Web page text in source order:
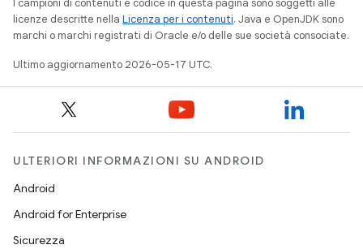
I campioni di contenuti e codice in questa pagina sono soggetti alle
licenze descritte nella Licenza per i contenuti. Java e OpenJDK sono
marchi o marchi registrati di Oracle e/o delle sue società consociate.
Ultimo aggiornamento 2026-05-17 UTC.
ULTERIORI INFORMAZIONI SU ANDROID
Android
Android for Enterprise
Sicurezza